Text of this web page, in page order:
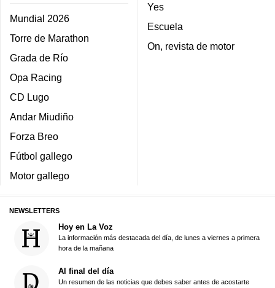
Mundial 2026
Torre de Marathon
Grada de Río
Opa Racing
CD Lugo
Andar Miudiño
Forza Breo
Fútbol gallego
Motor gallego
Yes
Escuela
On, revista de motor
NEWSLETTERS
Hoy en La Voz
La información más destacada del día, de lunes a viernes a primera
hora de la mañana
Al final del día
Un resumen de las noticias que debes saber antes de acostarte